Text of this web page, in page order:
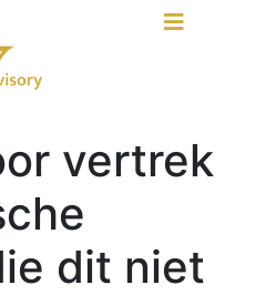
vertrek
dit niet